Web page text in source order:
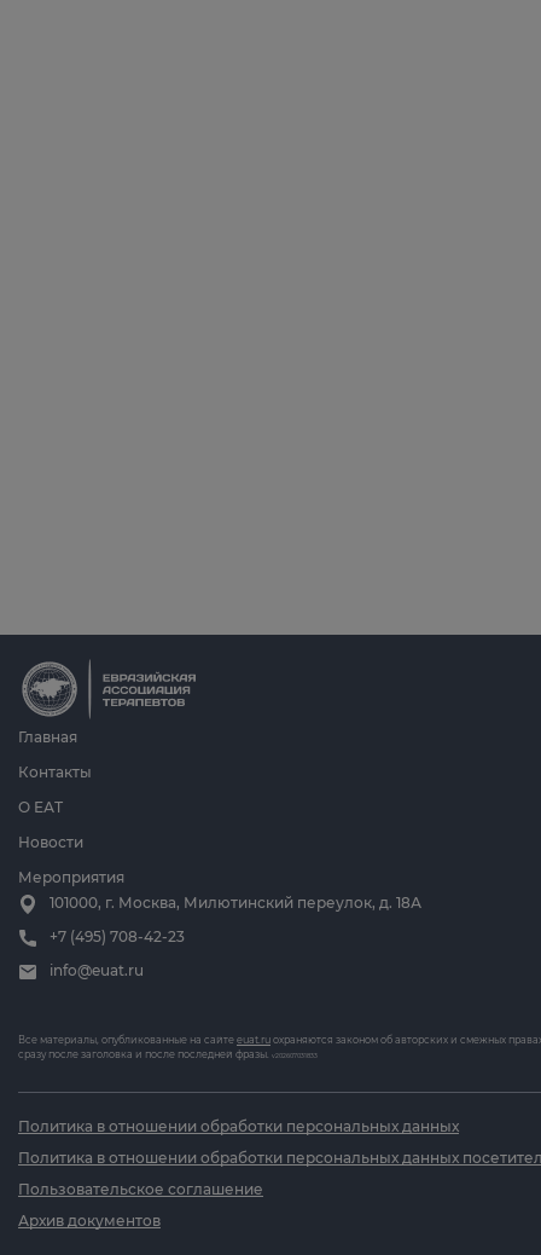
Главная
О ЕАТ
Новости
Мероприятия
Контакты
101000, г. Москва, Милютинский переулок, д. 18А
+7 (495) 708-42-23
info@euat.ru
Все материалы, опубликованные на сайте euat.ru охраняются законом об авторских и смежных
сразу после заголовка и после последней фразы. v202607031833
Политика в отношении обработки персональных данных
Политика в отношении обработки персональных данных
Пользовательское соглашение
Архив документов